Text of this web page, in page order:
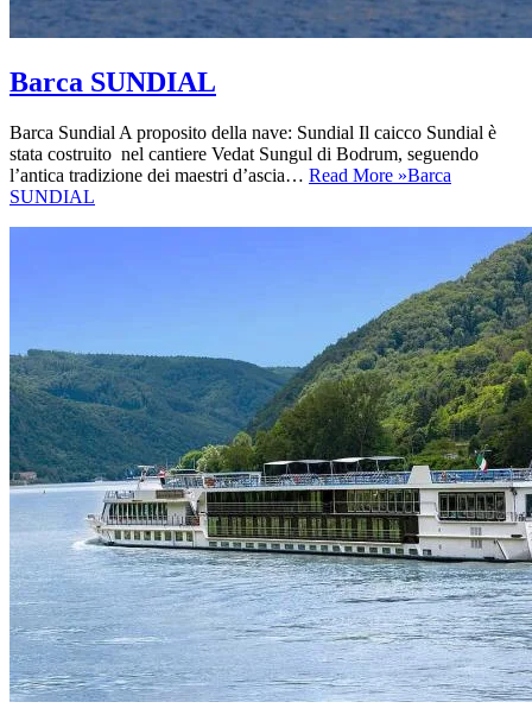
Barca SUNDIAL
Barca Sundial A proposito della nave: Sundial Il caicco Sundial è
stata costruito nel cantiere Vedat Sungul di Bodrum, seguendo
l’antica tradizione dei maestri d’ascia… Read More »Barca
SUNDIAL